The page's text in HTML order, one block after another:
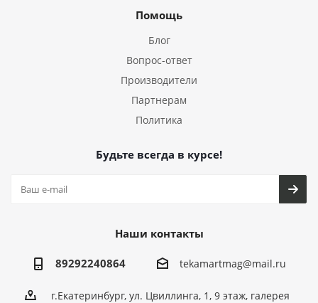
Помощь
Блог
Вопрос-ответ
Производители
Партнерам
Политика
Будьте всегда в курсе!
Наши контакты
89292240864 tekamartmag@mail.ru
г.Екатеринбург, ул. Цвиллинга, 1, 9 этаж, галерея